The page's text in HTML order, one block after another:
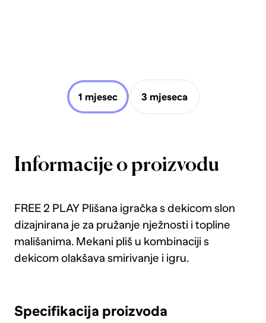
1 mjesec 3 mjeseca
Informacije o proizvodu
FREE 2 PLAY Plišana igračka s dekicom slon
dizajnirana je za pružanje nježnosti i topline
mališanima. Mekani pliš u kombinaciji s
dekicom olakšava smirivanje i igru.
Specifikacija proizvoda